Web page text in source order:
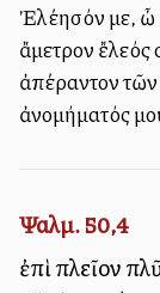
Ἐλέησόν με, ὦ
ἄμετρον ἔλεός
ἀπέραντον
ἀνομήματός
Ψαλμ. 50,4
ἐπὶ πλεῖον